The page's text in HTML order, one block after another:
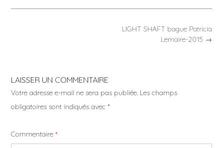
LIGHT SHAFT bague Patricia
Lemaire-2015 →
LAISSER UN COMMENTAIRE
Votre adresse e-mail ne sera pas publiée. Les champs
obligatoires sont indiqués avec *
Commentaire *